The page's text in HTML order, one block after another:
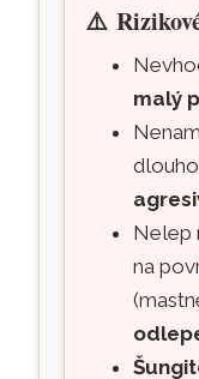
⚠️
malý
Nelep
na